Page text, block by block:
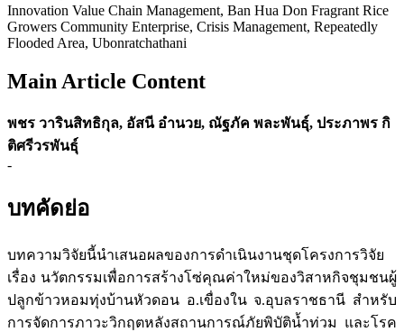
Innovation Value Chain Management, Ban Hua Don Fragrant Rice
Growers Community Enterprise, Crisis Management, Repeatedly
Flooded Area, Ubonratchathani
Main Article Content
พชร วารินสิทธิกุล, อัสนี อำนวย, ณัฐภัค พละพันธุ์, ประภาพร กิ
ติศรีวรพันธุ์
-
บทคัดย่อ
บทความวิจัยนี้นำเสนอผลของการดำเนินงานชุดโครงการวิจัย
เรื่อง นวัตกรรมเพื่อการสร้างโซ่คุณค่าใหม่ของวิสาหกิจชุมชนผู้
ปลูกข้าวหอมทุ่งบ้านหัวดอน อ.เขื่องใน จ.อุบลราชธานี สำหรับ
การจัดการภาวะวิกฤตหลังสถานการณ์ภัยพิบัติน้ำท่วม และโรค